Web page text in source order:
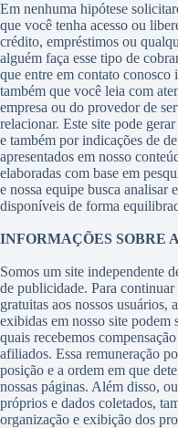
Em nenhuma hipótese
que você tenha acesso ou
crédito, empréstimos ou
alguém faça esse tipo de
que entre em contato conosco
também que você leia com
empresa ou do provedor de
relacionar. Este site pode
e também por indicações de
apresentados em nosso
elaboradas com base em
e nossa equipe busca analisar
disponíveis de forma
INFORMAÇÕES SOBRE
Somos um site independente
de publicidade. Para
gratuitas aos nossos usuários,
exibidas em nosso site podem
quais recebemos
afiliados. Essa remuneração
posição e a ordem em que
nossas páginas. Além disso,
próprios e dados coletados,
organização e exibição dos